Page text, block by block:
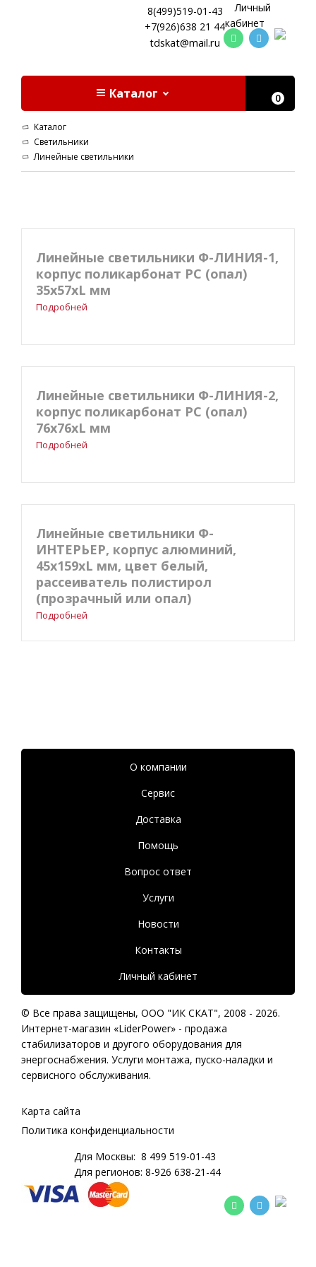
8(499)519-01-43
+7(926)638 21 44
tdskat@mail.ru
Личный
кабинет
Каталог 0
Каталог
Светильники
Линейные светильники
Линейные светильники Ф-ЛИНИЯ-1,
корпус поликарбонат РС (опал)
35х57хL мм
Подробней
Линейные светильники Ф-ЛИНИЯ-2,
корпус поликарбонат РС (опал)
76х76хL мм
Подробней
Линейные светильники Ф-
ИНТЕРЬЕР, корпус алюминий,
45х159хL мм, цвет белый,
рассеиватель полистирол
(прозрачный или опал)
Подробней
О компании
Сервис
Доставка
Помощь
Вопрос ответ
Услуги
Новости
Контакты
Личный кабинет
© Все права защищены, ООО "ИК СКАТ", 2008 - 2026.
Интернет-магазин «LiderPower» - продажа
стабилизаторов и другого оборудования для
энергоснабжения. Услуги монтажа, пуско-наладки и
сервисного обслуживания.
Карта сайта
Политика конфиденциальности
Для Москвы: 8 499 519-01-43
Для регионов: 8-926 638-21-44